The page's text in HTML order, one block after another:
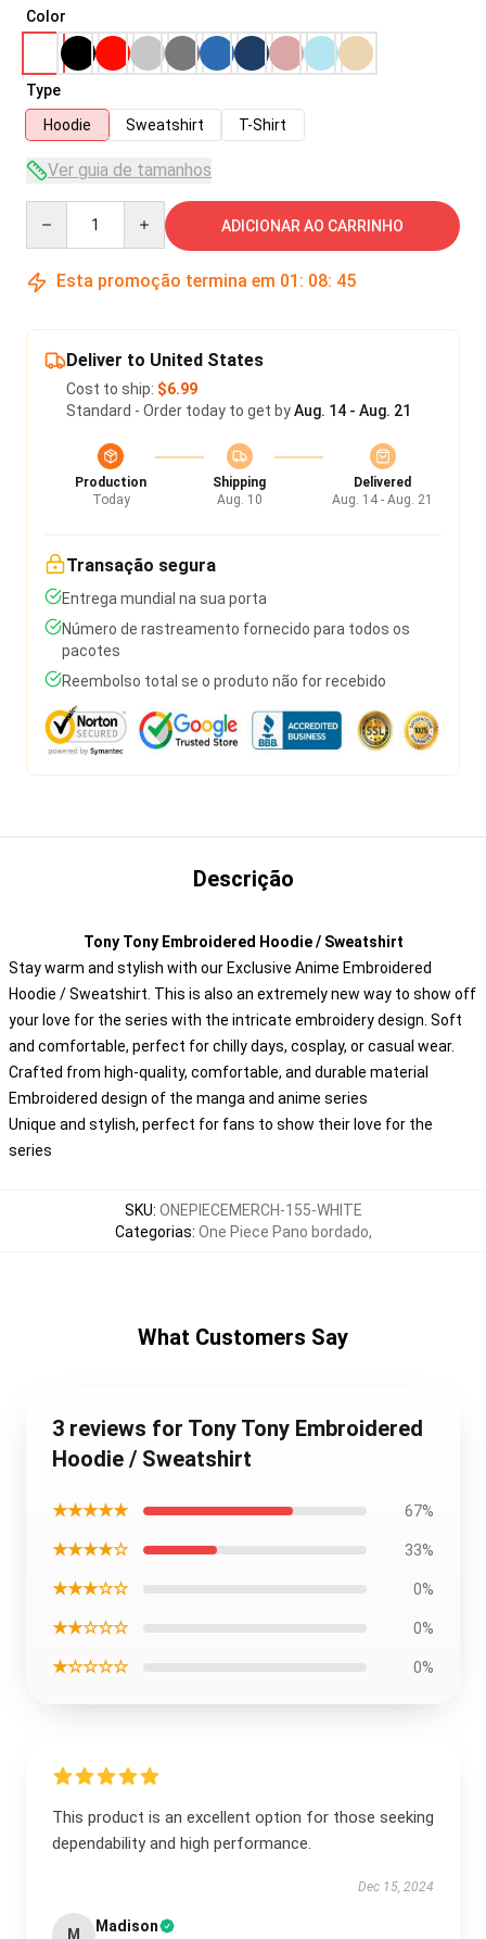
Color
Type
Hoodie
Sweatshirt T-Shirt
Ver guia de tamanhos
ADICIONAR AO CARRINHO
Esta promoção termina em 01 : 08: 45
Deliver to United States
Cost to ship: $6.99
Standard - Order today to get byAug. 14 - Aug. 21
Production
Today
Shipping
Aug. 10
Delivered
Aug. 14 - Aug. 21
Transação segura
Entrega mundial na sua porta
Número de rastreamento fornecido para todos os
pacotes
Reembolso total se o produto não for recebido
Descrição
Tony Tony Embroidered Hoodie / Sweatshirt
Stay warm and stylish with our Exclusive Anime Embroidered
Hoodie / Sweatshirt. This is also an extremely new way to show off
your love for the series with the intricate embroidery design. Soft
and comfortable, perfect for chilly days, cosplay, or casual wear.
Crafted from high-quality, comfortable, and durable material
Embroidered design of the manga and anime series
Unique and stylish, perfect for fans to show their love for the
series
SKU: ONEPIECEMERCH-155-WHITE
Categorias: One Piece Pano bordado,
What Customers Say
3 reviews for Tony Tony Embroidered
Hoodie / Sweatshirt
★★★★★ 67%
★★★★☆ 33%
★★★☆☆ 0%
★★☆☆☆ 0%
★☆☆☆☆ 0%
This product is an excellent option for those seeking
dependability and high performance.
Dec 15, 2024
M Madison